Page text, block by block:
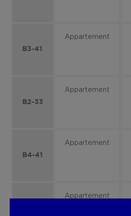
B3-41
Appartement
B2-33
Appartement
B4-41
Appartement
Appartement